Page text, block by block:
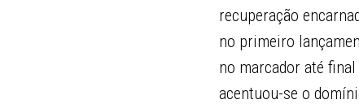
recuperação
no primeiro
no marcador até
acentuou-se o